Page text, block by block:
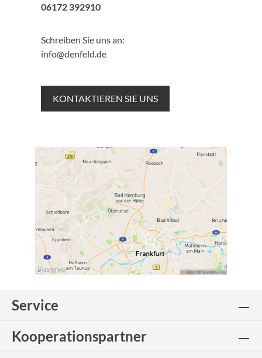
06172 392910
Schreiben Sie uns an:
info@denfeld.de
KONTAKTIEREN SIE UNS
Service
Kooperationspartner